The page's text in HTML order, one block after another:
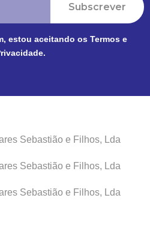
Subscrever
estou aceitando os Termos e
.